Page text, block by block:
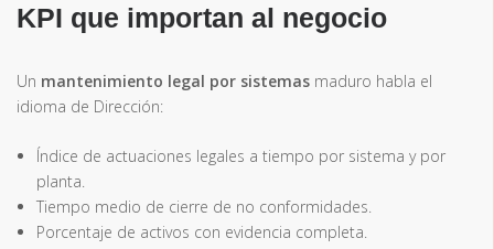
KPI que importan al negocio
Un mantenimiento legal por sistemas maduro habla el
idioma de Dirección:
Índice de actuaciones legales a tiempo por sistema y por
planta.
Tiempo medio de cierre de no conformidades.
Porcentaje de activos con evidencia completa.